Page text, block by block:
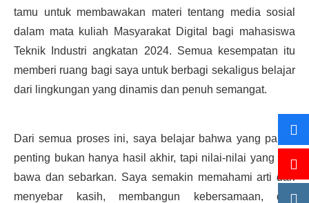
tamu untuk membawakan materi tentang media sosial
dalam mata kuliah Masyarakat Digital bagi mahasiswa
Teknik Industri angkatan 2024. Semua kesempatan itu
memberi ruang bagi saya untuk berbagi sekaligus belajar
dari lingkungan yang dinamis dan penuh semangat.
Dari semua proses ini, saya belajar bahwa yang paling
penting bukan hanya hasil akhir, tapi nilai-nilai yang kita
bawa dan sebarkan. Saya semakin memahami arti dari
menyebar kasih, membangun kebersamaan, dan